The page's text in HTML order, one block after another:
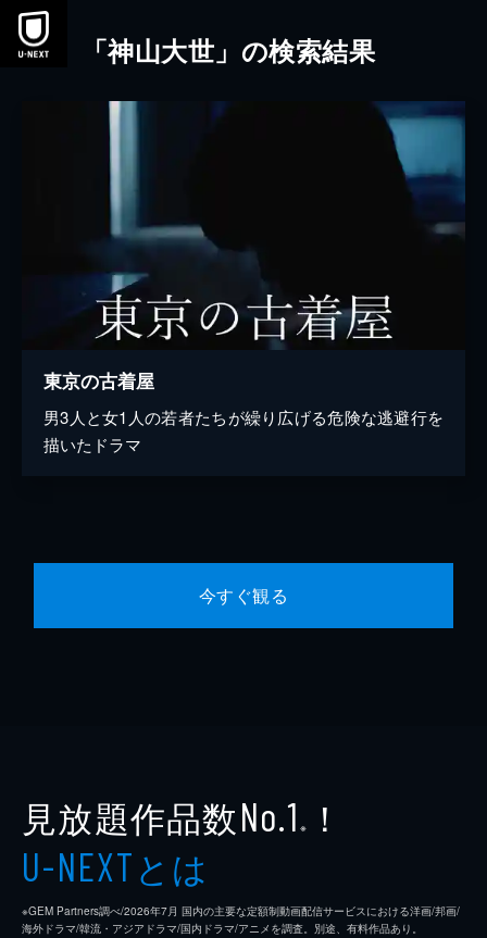
本文へスキップ
「神山大世」の検索結果
東京の古着屋
男3人と女1人の若者たちが繰り広げる危険な逃避行を
描いたドラマ
今すぐ観る
見放題作品数No.1 ※ ！
U-NEXTとは
※GEM Partners調べ/2026年7⽉ 国内の主要な定額制動画配信サービスにおける洋画/邦画/
海外ドラマ/韓流・アジアドラマ/国内ドラマ/アニメを調査。別途、有料作品あり。